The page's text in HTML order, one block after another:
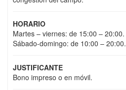
HORARIO
Martes – viernes: de 15:00 – 20:00.
Sábado-domingo: de 10:00 – 20:00.
JUSTIFICANTE
Bono impreso o en móvil.